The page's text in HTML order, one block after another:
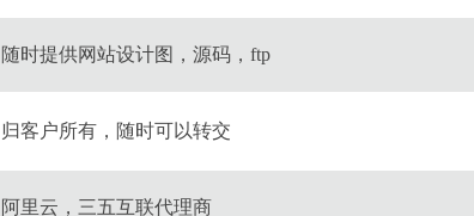
随时提供网站设计图，源码，ftp
归客户所有，随时可以转交
阿里云，三五互联代理商